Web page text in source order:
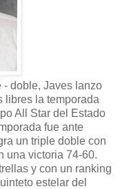
doble, Javes lanzo
libres la temporada
All Star del Estado
fue ante
un triple doble con
una victoria 74-60.
y con un ranking
estelar del